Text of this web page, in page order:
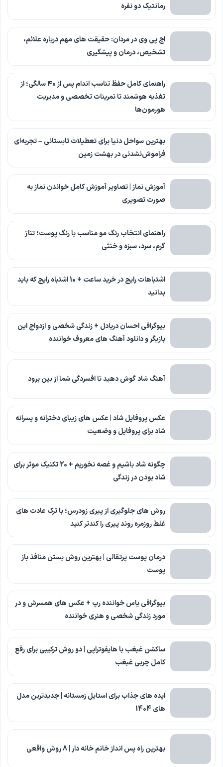
رمانتیک دو نفره
اچ پی وی در مردان: حقیقت های مهم درباره علائم،
تشخیص، درمان و پیشگیری
راهنمای کامل حفظ تناسب اندام پس از ۴۰ سالگی؛ از
تغذیه هوشمند تا تمرینات تخصصی و مدیریت
هورمون‌ها
بهترین سواحل دنیا برای تعطیلات تابستانی – تجربه‌ای
فراموش‌نشدنی در بهشت زمین
آموزش نماز | تصاویر آموزش کامل خواندن نماز به
صورت تصویری
راهنمای انتخاب رنگ مو مناسب با رنگ پوست؛ تناژ
گرم، سرد، سبزه و خنثی
اشتباهات رایج در خرید ساعت + 10 اشتباه رایج که باید
بدانید
بیوگرافی احسان دریادل + زندگی شخصی و ازدواج این
بازیگر و دانلود آهنگ های معروف خواننده
آهنگ شاد گوش دهید تا افسردگی شما از بین برود
عکس پروفایل شاد | عکس های زیبای دخترانه و پسرانه
شاد برای پروفایل و وضعیت
چگونه شاد باشیم و غصه نخوریم + 20 تکنیک موثر برای
شاد بودن در زندگی
روش های جلوگیری از پیری زودرس؛ با ترک عادت های
غلط روزمره روند پیری را کندتر کنید
درمان پوست پرتقالی | بهترین روش بستن منافذ باز
پوست
بیوگرافی یاس خواننده رپ + عکس های همسرش و در
مورد زندگی شخصی و هنری خواننده
ساکشن غبغب با هایفوتراپی | دو روش ترکیبی برای رفع
کامل چربی غبغب
ایده های جذاب برای استایل زمستانه | جدیدترین مدل
های 1404
بهترین راه پس انداز خانم خانه دار | 8 روش واقعی